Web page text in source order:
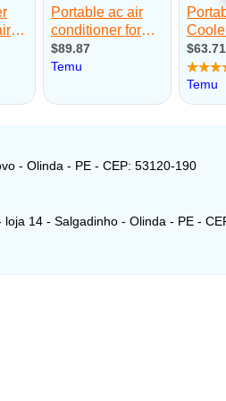
- Olinda - PE - CEP: 53120-190
14 - Salgadinho - Olinda - PE -